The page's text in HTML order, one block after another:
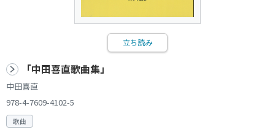
立ち読み
「中田喜直歌曲集」
中田喜直
978-4-7609-4102-5
歌曲